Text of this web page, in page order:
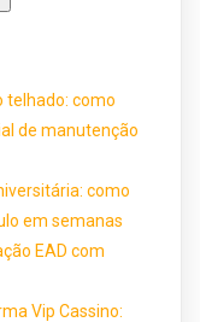
telhado: como
de manutenção
como
em semanas
EAD com
Vip Cassino: